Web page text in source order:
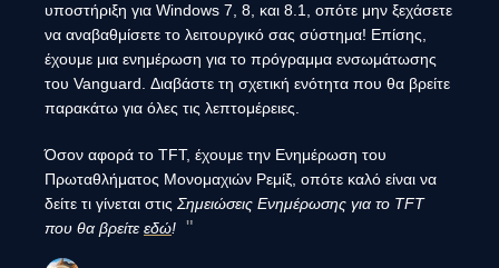
υποστήριξη για Windows 7, 8, και 8.1, οπότε μην ξεχάσετε
να αναβαθμίσετε το λειτουργικό σας σύστημα! Επίσης,
έχουμε μια ενημέρωση για το πρόγραμμα ενσωμάτωσης
του Vanguard. Διαβάστε τη σχετική ενότητα που θα βρείτε
παρακάτω για όλες τις λεπτομέρειες.
Όσον αφορά το TFT, έχουμε την Ενημέρωση του
Πρωταθλήματος Μονομαχιών Ρεμίξ, οπότε καλό είναι να
δείτε τι γίνεται στις Σημειώσεις Ενημέρωσης για το TFT
που θα βρείτεεδώ!